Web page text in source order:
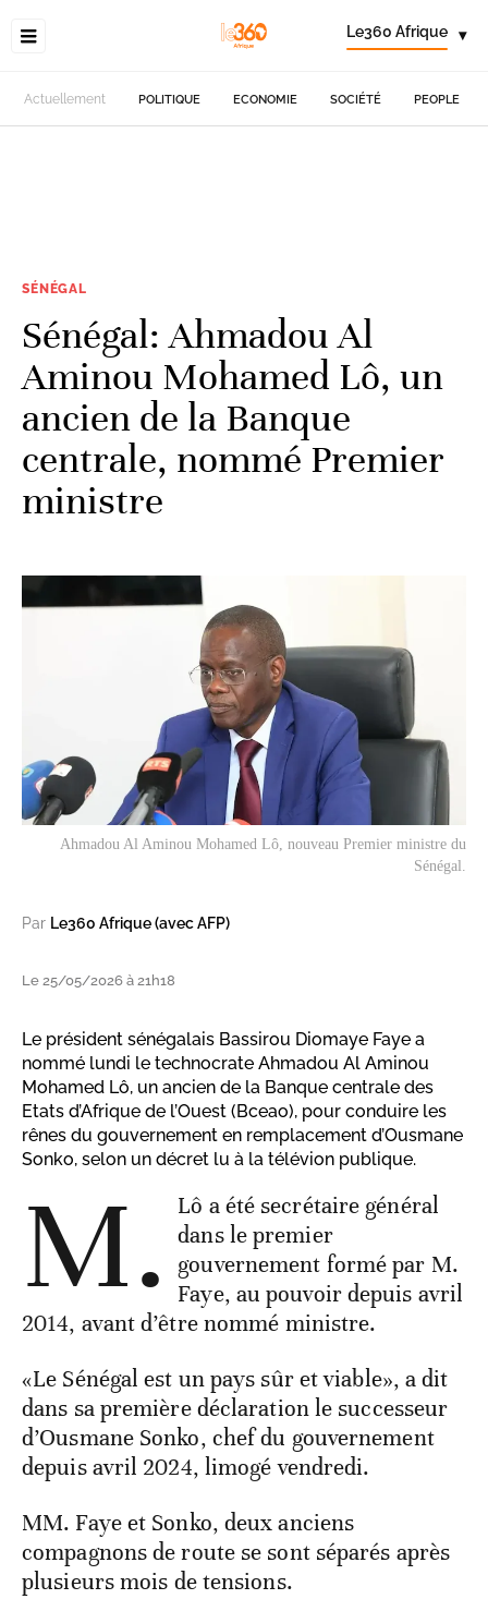
Le360 Afrique ▾
Actuellement POLITIQUE ECONOMIE SOCIÉTÉ PEOPLE
SÉNÉGAL
Sénégal: Ahmadou Al
Aminou Mohamed Lô, un
ancien de la Banque
centrale, nommé Premier
ministre
Ahmadou Al Aminou Mohamed Lô, nouveau Premier ministre du
Sénégal.
Par Le360 Afrique (avec AFP)
Le 25/05/2026 à 21h18
Le président sénégalais Bassirou Diomaye Faye a
nommé lundi le technocrate Ahmadou Al Aminou
Mohamed Lô, un ancien de la Banque centrale des
Etats d’Afrique de l’Ouest (Bceao), pour conduire les
rênes du gouvernement en remplacement d’Ousmane
Sonko, selon un décret lu à la télévion publique.
M.
Lô a été secrétaire général
dans le premier
gouvernement formé par M.
Faye, au pouvoir depuis avril
2014, avant d’être nommé ministre.
«Le Sénégal est un pays sûr et viable», a dit
dans sa première déclaration le successeur
d’Ousmane Sonko, chef du gouvernement
depuis avril 2024, limogé vendredi.
MM. Faye et Sonko, deux anciens
compagnons de route se sont séparés après
plusieurs mois de tensions.